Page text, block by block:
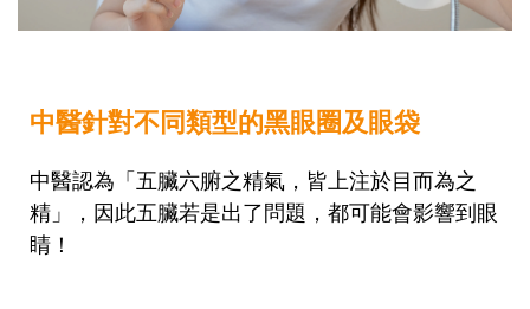
中醫針對不同類型的黑眼圈及眼袋
中醫認為「五臟六腑之精氣，皆上注於目而為之
精」，因此五臟若是出了問題，都可能會影響到眼
睛！